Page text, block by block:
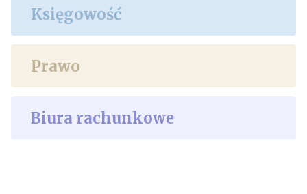
Księgowość
Prawo
Biura rachunkowe